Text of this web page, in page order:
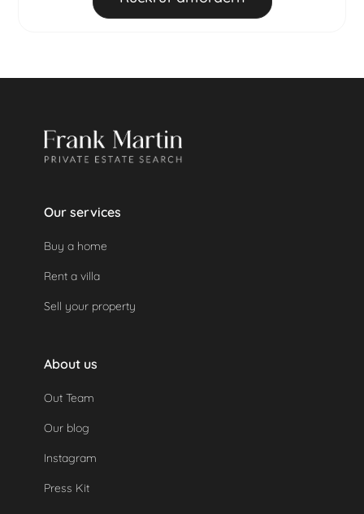
: 100 % des Gesamtbuchungsbetrags
Eine geleistete Kaution wird automatisch
Our services
Buy a home
Rent a villa
Sell your property
About us
Out Team
Our blog
Instagram
Press Kit